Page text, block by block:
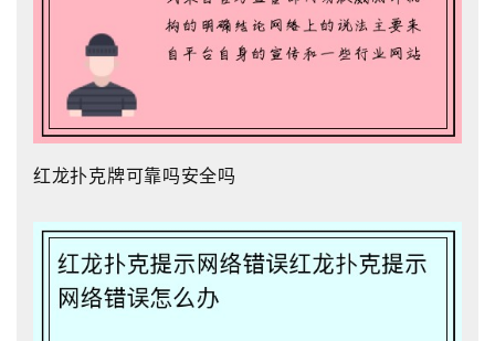
红龙扑克牌可靠吗安全吗